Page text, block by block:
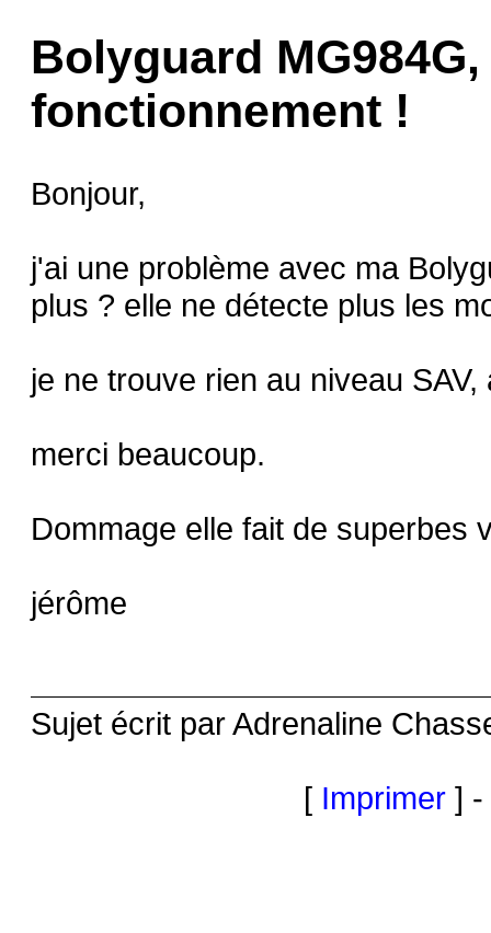
Bolyguard
fonctionnement !
Bonjour,
j'ai une problème avec ma
plus ? elle ne détecte plus les
je ne trouve rien au niveau
merci beaucoup.
Dommage elle fait de superbes
jérôme
Sujet écrit par Adrenaline
[ Imprimer ]